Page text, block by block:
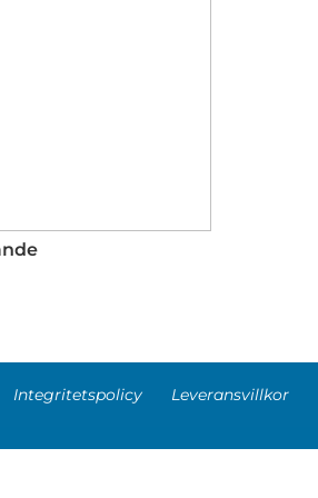
Integritetspolicy Leveransvillkor